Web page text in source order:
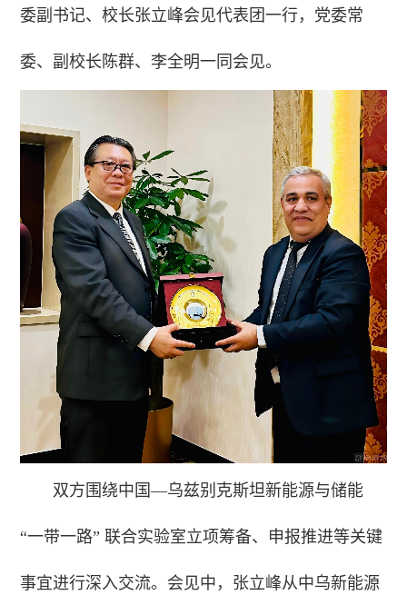
委副书记、校长张立峰会见代表团一行，党委常
委、副校长陈群、李全明一同会见。
双方围绕中国—乌兹别克斯坦新能源与储能
“一带一路” 联合实验室立项筹备、申报推进等关键
事宜进行深入交流。会见中，张立峰从中乌新能源